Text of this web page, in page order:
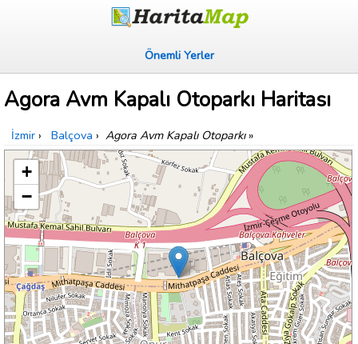
Önemli Yerler
Agora Avm Kapalı Otoparkı Haritası
İzmir › Balçova › Agora Avm Kapalı Otoparkı»
+
−